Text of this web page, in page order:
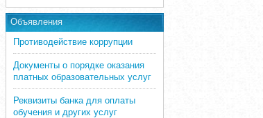
Объявления
Противодействие коррупции
Документы о порядке оказания
платных образовательных услуг
Реквизиты банка для оплаты
обучения и других услуг